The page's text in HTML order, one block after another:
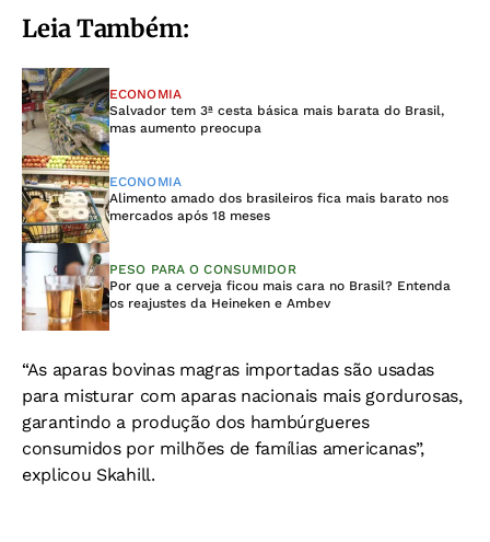
Leia Também:
ECONOMIA
Salvador tem 3ª cesta básica mais barata do Brasil,
mas aumento preocupa
ECONOMIA
Alimento amado dos brasileiros fica mais barato nos
mercados após 18 meses
PESO PARA O CONSUMIDOR
Por que a cerveja ficou mais cara no Brasil? Entenda
os reajustes da Heineken e Ambev
“As aparas bovinas magras importadas são usadas
para misturar com aparas nacionais mais gordurosas,
garantindo a produção dos hambúrgueres
consumidos por milhões de famílias americanas”,
explicou Skahill.